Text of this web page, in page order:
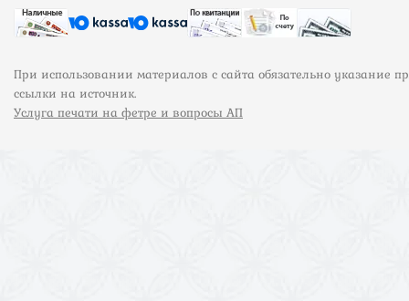
При использовании материалов с сайта обязательно указание
ссылки на источник.
Услуга печати на фетре и вопросы АП